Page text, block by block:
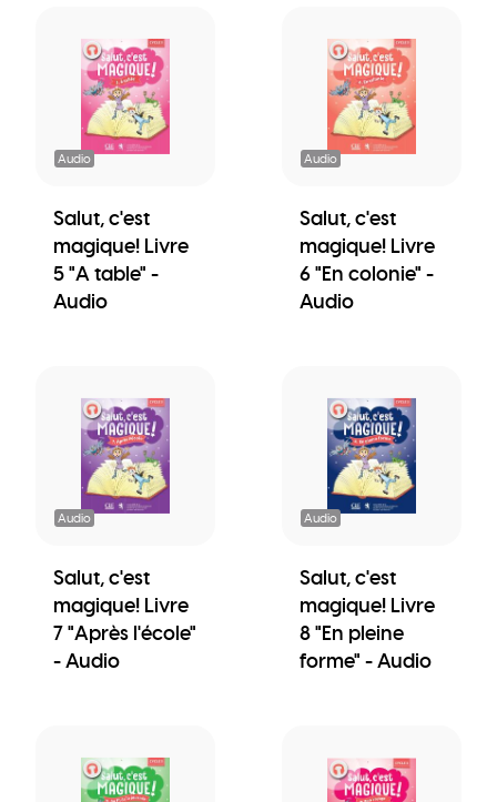
Audio
Salut, c'est
magique! Livre
5 "A table" -
Audio
Audio
Salut, c'est
magique! Livre
6 "En colonie" -
Audio
Audio
Salut, c'est
magique! Livre
7 "Après l'école"
- Audio
Audio
Salut, c'est
magique! Livre
8 "En pleine
forme" - Audio